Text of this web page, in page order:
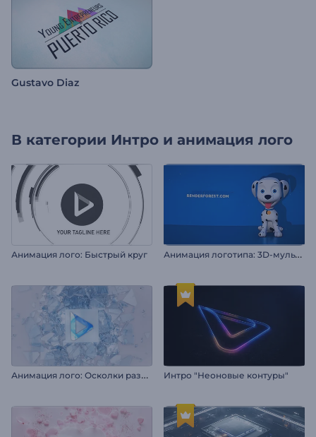
Gustavo Diaz
В категории Интро и анимация лого
Анимация лого: Быстрый круг А
нимация логотипа: 3D-мультяшная собачка
А
нимация лого: Осколки разбитого стекла Интро "Неоновые контуры"